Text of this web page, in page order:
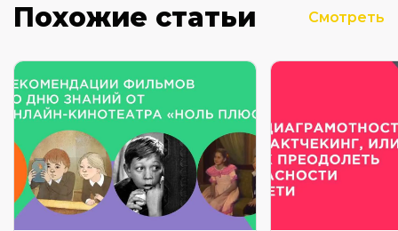
Похожие статьи Смотреть